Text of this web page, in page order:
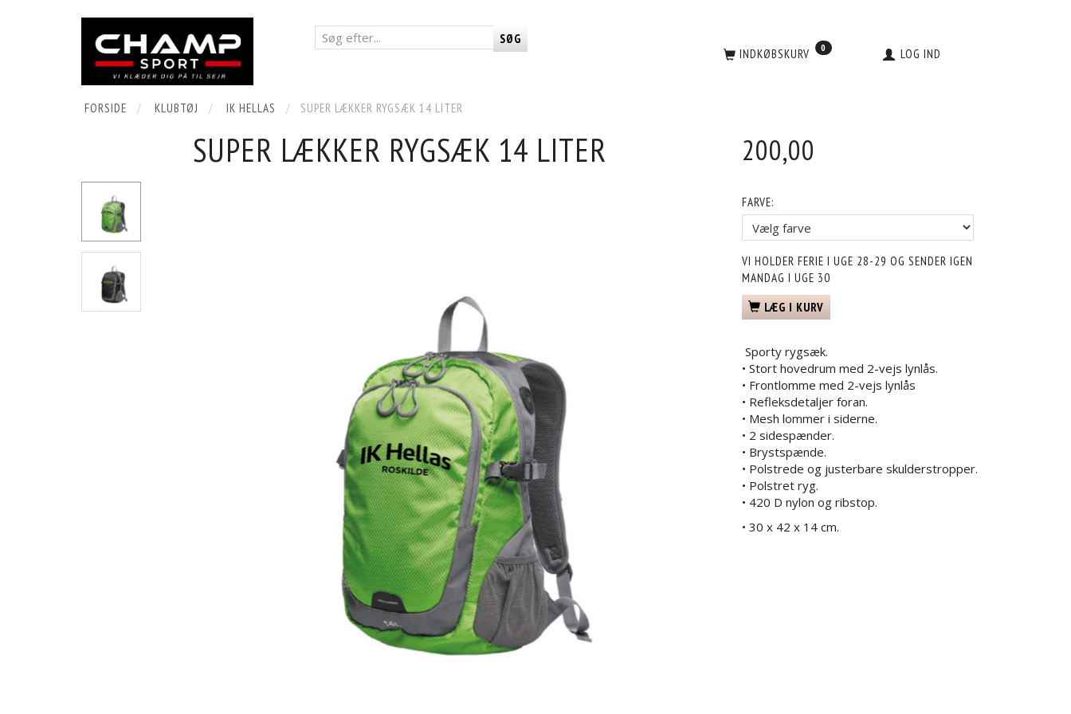
SØG
INDKØBSKURV
0 LOG IND
FORSIDE KLUBTØJ IK HELLAS SUPER LÆKKER RYGSÆK 14 LITER
SUPER LÆKKER RYGSÆK 14 LITER 200,00
FARVE:
VI HOLDER FERIE I UGE 28-29 OG SENDER IGEN
MANDAG I UGE 30
LÆG I KURV
Sporty rygsæk.
• Stort hovedrum med 2-vejs lynlås.
• Frontlomme med 2-vejs lynlås
• Refleksdetaljer foran.
• Mesh lommer i siderne.
• 2 sidespænder.
• Brystspænde.
• Polstrede og justerbare skulderstropper.
• Polstret ryg.
• 420 D nylon og ribstop.
• 30 x 42 x 14 cm.